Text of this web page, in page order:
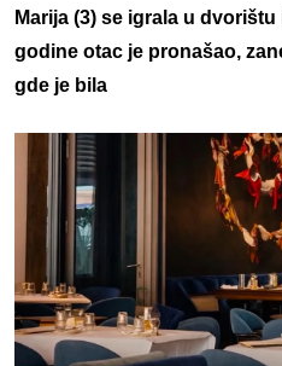
Marija (3) se igrala u
godine otac je pronašao,
gde je bila